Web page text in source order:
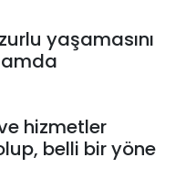
yaşamasını
hizmetler
belli bir yöne